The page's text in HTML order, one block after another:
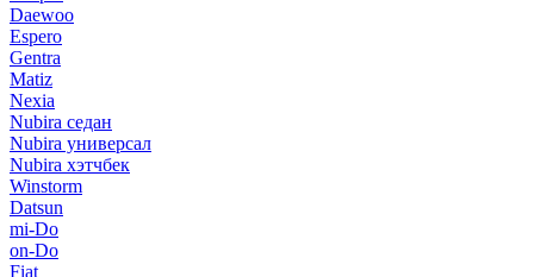
Daewoo
Espero
Gentra
Matiz
Nexia
Nubira седан
Nubira универсал
Nubira хэтчбек
Winstorm
Datsun
mi-Do
on-Do
Fiat